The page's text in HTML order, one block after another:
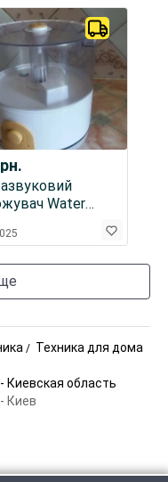
Water
2525.
Техника для дома
Киевская область
Киев